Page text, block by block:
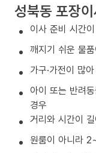
성북동 포장
이사 준비 시간
깨지기 쉬운 물
가구·가전이 많
아이 또는 반려
경우
거리와 시간이
원룸이 아니라